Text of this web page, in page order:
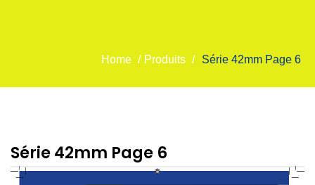
Home / Produits / Série 42mm Page 6
Série 42mm Page 6